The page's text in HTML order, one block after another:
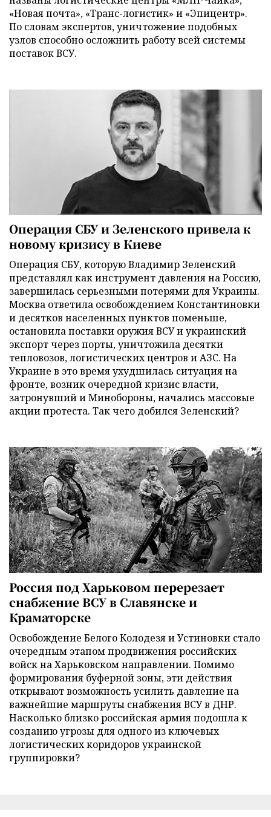
«Новая почта», «Транс-логистик» и «Эпицентр».
По словам экспертов, уничтожение подобных
узлов способно осложнить работу всей системы
поставок ВСУ.
Операция СБУ и Зеленского привела к
новому кризису в Киеве
Операция СБУ, которую Владимир Зеленский
представлял как инструмент давления на Россию,
завершилась серьезными потерями для Украины.
Москва ответила освобождением Константиновки
и десятков населенных пунктов поменьше,
остановила поставки оружия ВСУ и украинский
экспорт через порты, уничтожила десятки
тепловозов, логистических центров и АЗС. На
Украине в это время ухудшилась ситуация на
фронте, возник очередной кризис власти,
затронувший и Минобороны, начались массовые
акции протеста. Так чего добился Зеленский?
Россия под Харьковом перерезает
снабжение ВСУ в Славянске и
Краматорске
Освобождение Белого Колодезя и Устиновки стало
очередным этапом продвижения российских
войск на Харьковском направлении. Помимо
формирования буферной зоны, эти действия
открывают возможность усилить давление на
важнейшие маршруты снабжения ВСУ в ДНР.
Насколько близко российская армия подошла к
созданию угрозы для одного из ключевых
логистических коридоров украинской
группировки?